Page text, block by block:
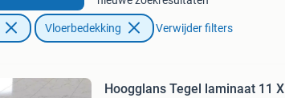
Vloerbedekking Verwijder filters
Hoogglans Tegel laminaat 11 X kleur v.a